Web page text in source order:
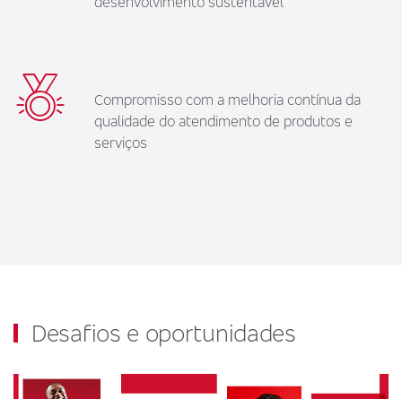
Compromisso com a melhoria contínua da
qualidade do atendimento de produtos e
serviços
Desafios e oportunidades